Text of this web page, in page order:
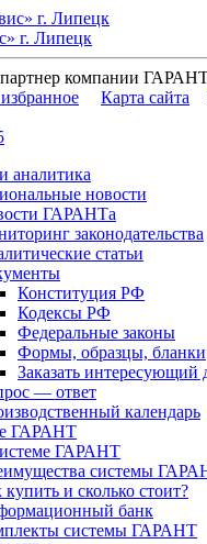
г. Липецк
компании
Карта сайта
аналитика
новости
ГАРАНТа
законодательства
статьи
Конституция РФ
Кодексы РФ
Федеральные законы
Формы, образцы, бланки
Заказать интересующий
— ответ
календарь
ГАРАНТ
ГАРАНТ
системы
купить и сколько стоит?
банк
системы ГАРАНТ